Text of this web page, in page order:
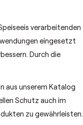
verarbeitenden
eingesetzt
Durch die
aus unserem Katalog
Schutz auch im
zu gewährleisten.